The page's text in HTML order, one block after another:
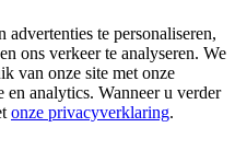
te personaliseren,
ons verkeer te analyseren. We
van onze site met onze
en analytics. Wanneer u verder
onze privacyverklaring.